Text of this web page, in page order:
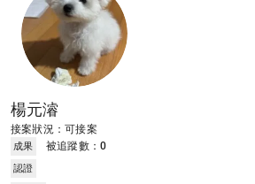
楊元濬
接案狀況：可接案
成果 被追蹤數：0
認證